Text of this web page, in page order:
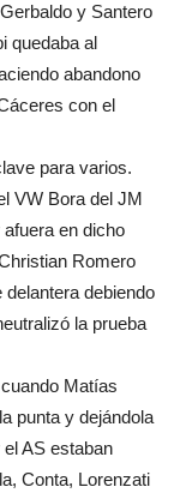
y Santero
quedaba al
abandono
con el
para varios.
VW Bora del JM
en dicho
Romero
debiendo
la prueba
Matías
punta y dejándola
AS estaban
Conta, Lorenzati